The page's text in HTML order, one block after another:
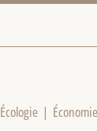
Écologie |